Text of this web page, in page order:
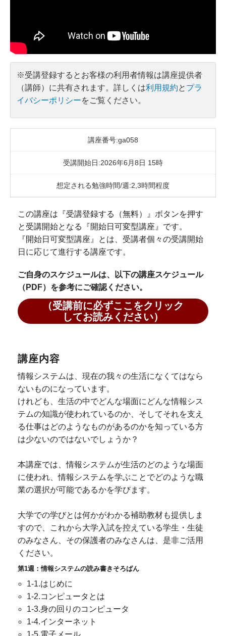
※受講登録するとお客様の利用者情報は講座提供者
（講師）に共有されます。詳しくは利用規約と プラ
イバシーポリシーをご覧ください。
講座番号:ga058
受講開始日:2026年6月8日 15時
想定される勉強時間/週:2,3時間程度
この講座は『受講登録する（無料）』ボタンを押す
と受講開始となる『開始日可変型講座』です。
『開始日可変型講座』とは、受講者個々の受講開始
日に応じて進行する講座です。
ご自身のスケジュールは、以下の講座スケジュール
（PDF）を参考にご確認ください。
（受講前に必ずここをクリック
してお読みください）
講座内容
情報システムは、現在の我々の生活になくてはなら
ないものになっています。
けれども、生活の中でどんな場面にどんな情報シス
テムの知識が使われているのか、そしてそれを支え
る仕事はどのようなものがあるのかを知っている方
は少ないのではないでしょうか？
本講座では、情報システムが生活のどのような場面
に使われ、情報システムを学ぶことでどのような職
業の選択が可能であるかを学びます。
大学での学びとは何かがわかる補助教材も提供しま
すので、これから大学入試を控えている学生・生徒
のみなさん、その保護者のみなさんは、是非ご活用
ください。
第1週：情報システムの読み書きそろばん
1-1.はじめに
1-2.コンピュータとは
1-3.身の回りのコンピュータ
1-4.インターネット